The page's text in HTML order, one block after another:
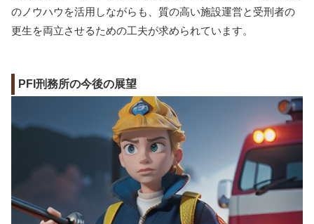
のノウハウを活用しながらも、質の高い施設運営と受刑者の
更生を両立させるための工夫が求められています。
PFI刑務所の今後の展望